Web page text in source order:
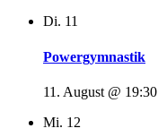
Di. 11
Powergymnastik
11. August @ 19:30
Mi. 12